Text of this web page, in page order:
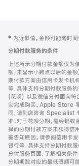
页
页
脚
注
‡ 为近似值。金额可能随时间
分期付款服务的条件
上述所示分期付款金额仅
额，未显示小数点以后的金
期付款方案由信用卡发卡机
等，具体支持分期付款服务
(花呗) 以及微信分付面向符
宝完成购买。Apple Store
同，请到店咨询 Specialist
准；对于花呗分期，需经蚂蚁
择的分期付款方案未获得信
被告知原因。请参阅信用卡
银行等，具体支持分期付款
分付服务页面，了解相关条
分期期数对应的最低限额可